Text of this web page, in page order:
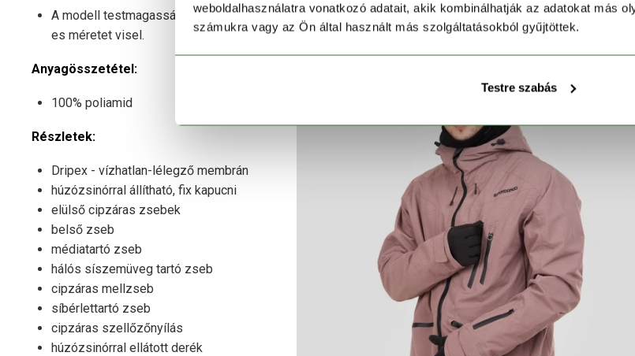
weboldalhasználatra vonatkozó adatait, akik kombinálhatják az adatokat más
számukra vagy az Ön által használt más szolgáltatásokból gyűjtöttek.
Testre szabás
A modell testmagassága 181 cm és L-
es méretet visel.
Anyagösszetétel:
100% poliamid
Részletek:
Dripex - vízhatlan-lélegző membrán
húzózsinórral állítható, fix kapucni
elülső cipzáras zsebek
belső zseb
médiatartó zseb
hálós síszemüveg tartó zseb
cipzáras mellzseb
síbérlettartó zseb
cipzáras szellőzőnyílás
húzózsinórral ellátott derék